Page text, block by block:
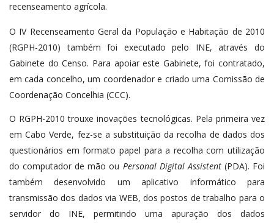
recenseamento agrícola.
O IV Recenseamento Geral da População e Habitação de 2010
(RGPH-2010) também foi executado pelo INE, através do
Gabinete do Censo. Para apoiar este Gabinete, foi contratado,
em cada concelho, um coordenador e criado uma Comissão de
Coordenação Concelhia (CCC).
O RGPH-2010 trouxe inovações tecnológicas. Pela primeira vez
em Cabo Verde, fez-se a substituição da recolha de dados dos
questionários em formato papel para a recolha com utilização
do computador de mão ou Personal Digital Assistent(PDA). Foi
também desenvolvido um aplicativo informático para
transmissão dos dados via WEB, dos postos de trabalho para o
servidor do INE, permitindo uma apuração dos dados